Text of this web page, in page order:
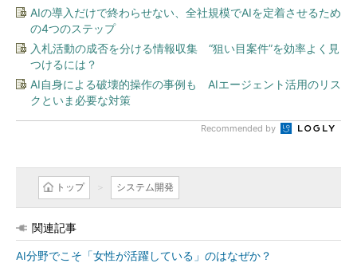
AIの導入だけで終わらせない、全社規模でAIを定着させるため
の4つのステップ
入札活動の成否を分ける情報収集 “狙い目案件”を効率よく見
つけるには？
AI自身による破壊的操作の事例も AIエージェント活用のリス
クといま必要な対策
Recommended by
トップ システム開発
関連記事
AI分野でこそ「女性が活躍している」のはなぜか？